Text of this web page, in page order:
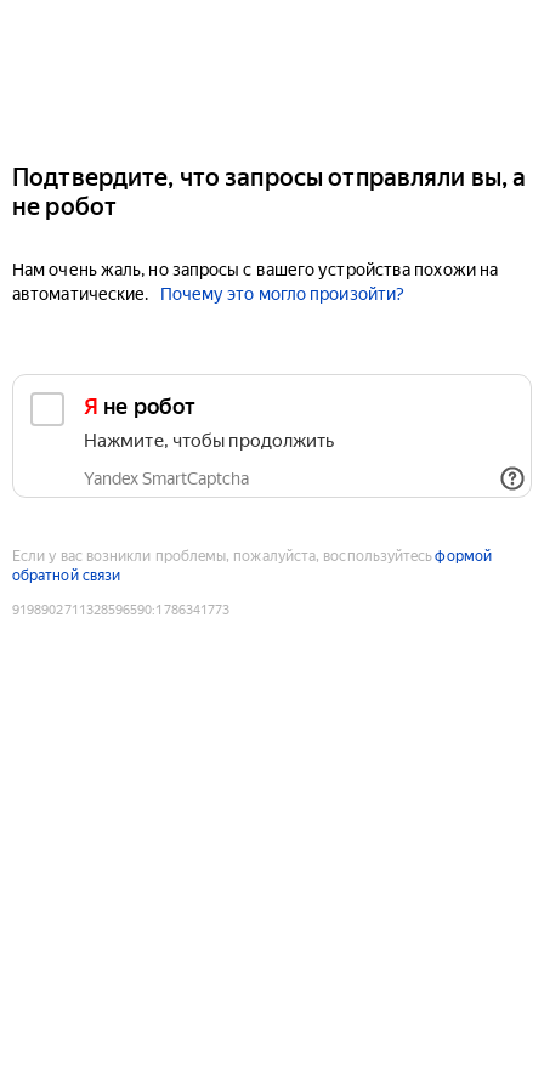
Подтвердите, что запросы отправляли вы, а
не робот
Нам очень жаль, но запросы с вашего устройства похожи на
автоматические.
Почему это могло произойти?
Я не робот
Нажмите, чтобы продолжить
Yandex SmartCaptcha
Если у вас возникли проблемы, пожалуйста, воспользуйтесьформой
обратной связи
9198902711328596590:1786341773